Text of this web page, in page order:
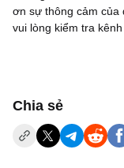
ơn sự thông cảm của
vui lòng kiểm tra
‌Chia sẻ